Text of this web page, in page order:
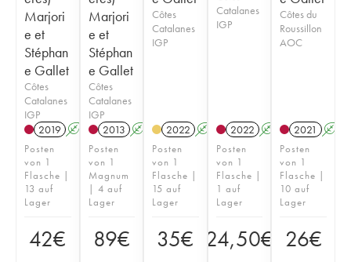
Marjori
e et
Stéphan
e Gallet
Côtes
Catalanes
IGP
2019 A
Posten
von 1
Flasche |
13 auf
Lager
42€
Marjori
e et
Stéphan
e Gallet
Côtes
Catalanes
IGP
2013 A
Posten
von 1
Magnum
| 4 auf
Lager
89€
Côtes
Catalanes
IGP
2022 A
Posten
von 1
Flasche |
15 auf
Lager
35€
Catalanes
IGP
2022 A
Posten
von 1
Flasche |
1 auf
Lager
24,50€
Côtes du
Roussillon
AOC
2021 A
Posten
von 1
Flasche |
10 auf
Lager
26€